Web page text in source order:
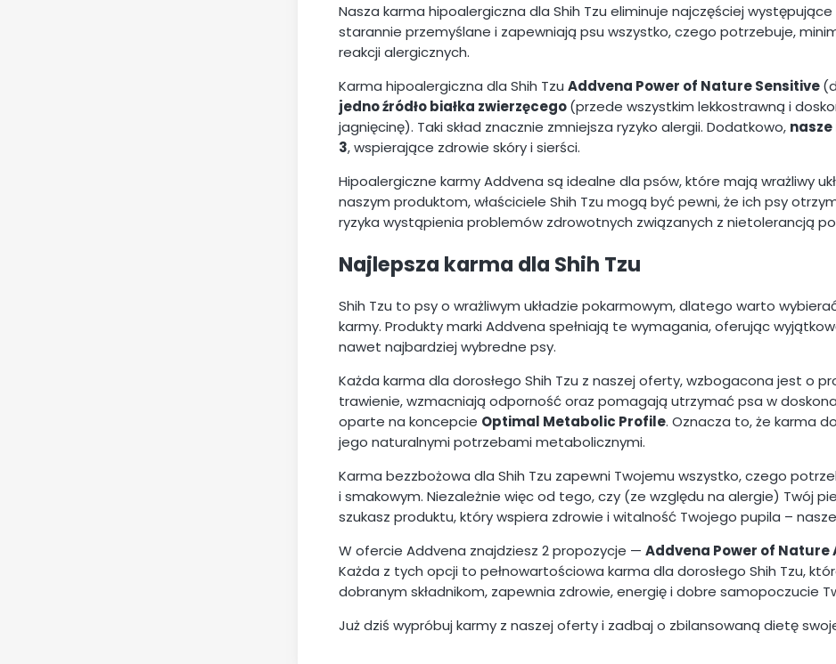
Nasza karma hipoalergiczna dla Shih Tzu eliminuje najczęściej
starannie przemyślane i zapewniają psu wszystko, czego potrzebuje,
reakcji alergicznych.
Karma hipoalergiczna dla Shih Tzu Addvena Power of Nature Sensitive
jedno źródło białka zwierzęcego(przede wszystkim lekkostrawną i
jagnięcinę). Taki skład znacznie zmniejsza ryzyko alergii. Dodatkowo,
3, wspierające zdrowie skóry i sierści.
Hipoalergiczne karmy Addvena są idealne dla psów, które mają wrażliwy
naszym produktom, właściciele Shih Tzu mogą być pewni, że ich psy
ryzyka wystąpienia problemów zdrowotnych związanych z nietolerancją
Najlepsza karma dla Shih Tzu
Shih Tzu to psy o wrażliwym układzie pokarmowym, dlatego warto
karmy. Produkty marki Addvena spełniają te wymagania, oferując
nawet najbardziej wybredne psy.
Każda karma dla dorosłego Shih Tzu z naszej oferty, wzbogacona jest o
trawienie, wzmacniają odporność oraz pomagają utrzymać psa w
oparte na koncepcie Optimal Metabolic Profile. Oznacza to, że karma
jego naturalnymi potrzebami metabolicznymi.
Karma bezzbożowa dla Shih Tzu zapewni Twojemu wszystko, czego
i smakowym. Niezależnie więc od tego, czy (ze względu na alergie) Twój
szukasz produktu, który wspiera zdrowie i witalność Twojego pupila –
W ofercie Addvena znajdziesz 2 propozycje — Addvena Power of Nature
Każda z tych opcji to pełnowartościowa karma dla dorosłego Shih Tzu,
dobranym składnikom, zapewnia zdrowie, energię i dobre samopoczucie
Już dziś wypróbuj karmy z naszej oferty i zadbaj o zbilansowaną dietę